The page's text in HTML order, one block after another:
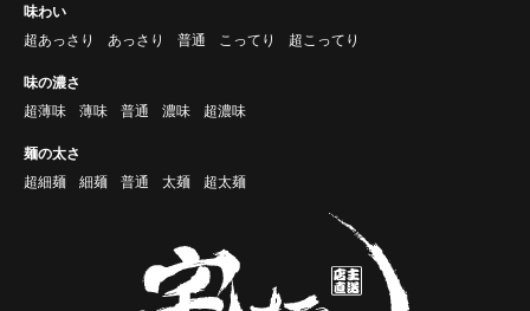
味わい
超あっさり
あっさり 普通 こってり 超こってり
味の濃さ
超薄味
薄味 普通 濃味 超濃味
麺の太さ
超細麺
細麺 普通 太麺 超太麺